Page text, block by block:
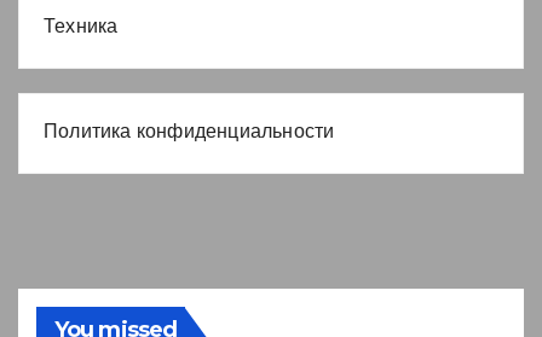
Техника
Политика конфиденциальности
You missed